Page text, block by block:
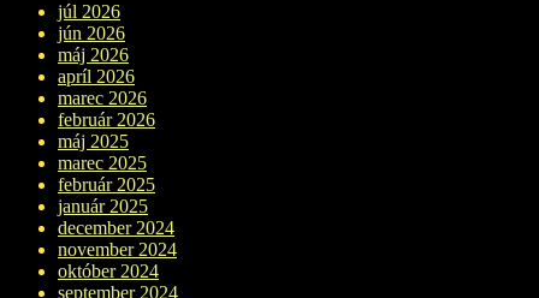
júl 2026
jún 2026
máj 2026
apríl 2026
marec 2026
február 2026
máj 2025
marec 2025
február 2025
január 2025
december 2024
november 2024
október 2024
september 2024